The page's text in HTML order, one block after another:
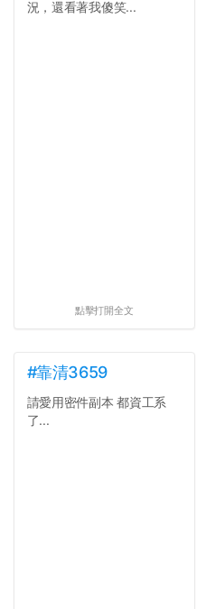
況，還看著我傻笑...
點擊打開全文
#靠清3659
請愛用密件副本 都資工系
了...